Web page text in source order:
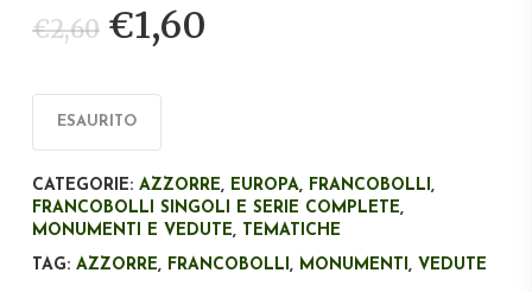
€2,60 Il
prezzo
originale
era:
€2,60.
€1,60
€1,60.
ESAURITO
CATEGORIE: AZZORRE, EUROPA, FRANCOBOLLI,
FRANCOBOLLI SINGOLI E SERIE COMPLETE,
MONUMENTI E VEDUTE, TEMATICHE
TAG: AZZORRE, FRANCOBOLLI, MONUMENTI, VEDUTE